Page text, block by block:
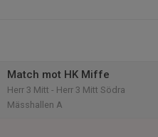
Match mot HK Miffe
Herr 3 Mitt - Herr 3 Mitt Södra
Mässhallen A